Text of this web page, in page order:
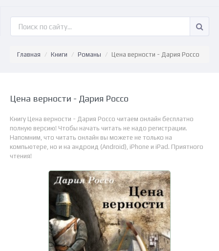
Главная Книги Романы Цена верности - Дария Россо
Цена верности - Дария Россо
Книгу Цена верности - Дария Россо читаем онлайн бесплатно
полную версию! Чтобы начать читать не надо регистрации.
Напомним, что читать онлайн вы можете не только на
компьютере, но и на андроид (Android), iPhone и iPad. Приятного
чтения!